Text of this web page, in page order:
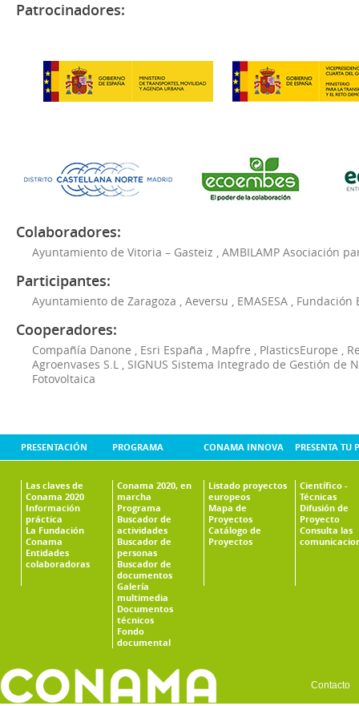
Patrocinadores:
Colaboradores:
Ayuntamiento de Vitoria – Gasteiz AMBILAMP Asociación
Participantes:
Ayuntamiento de Zaragoza Aeversu EMASESA Fundación
Cooperadores:
Compañía Danone Esri España Mapfre PlasticsEurope
Agroenvases S.L
SIGNUS Sistema Integrado de Gestión de
Fotovoltaica
PRESENTACIÓN
Las claves de
Conama 2020
Información
práctica
La Fundación
Conama
Entidades
colaboradoras
PROGRAMA
Conama 2020, en
marcha
Programa
Buscador de
actividades
Buscador de
personas
Buscador de
documentos
Galería
multimedia
Documentos
técnicos
Fondo
documental
CONAMA INNOVA
Listado proyectos
europeos
Mapa de
Proyectos
Catálogo de
Proyectos
PRESENTA TU
Científico -
Técnicas
Difusión de
Proyecto
Consulta las
Contacto